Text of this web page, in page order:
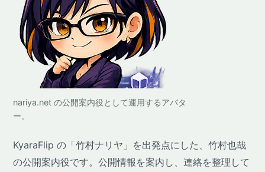
nariya.net の公開案内役として運用するアバタ
ー。
KyaraFlip の「竹村ナリヤ」を出発点にした、竹村也哉
の公開案内役です。公開情報を案内し、連絡を整理して